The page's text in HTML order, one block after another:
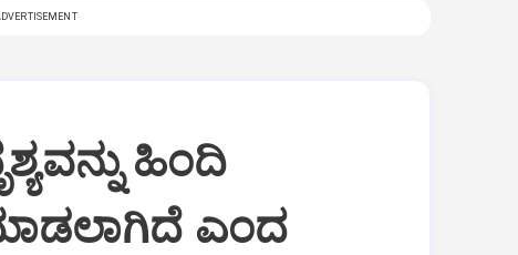
ಹಿಂದಿ
ಎಂದ